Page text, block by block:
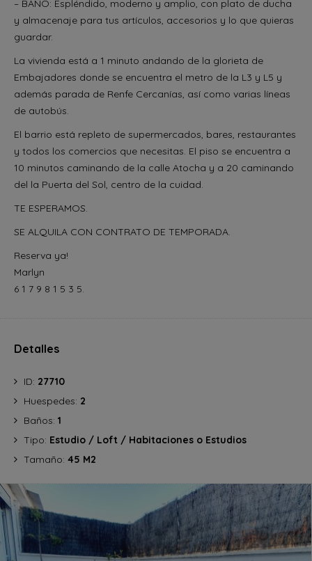
– BAÑO: Espléndido, moderno y amplio, con plato de ducha
y almacenaje para tus artículos, accesorios y lo que quieras
guardar.
La vivienda está a 1 minuto andando de la glorieta de
Embajadores donde se encuentra el metro de la L3 y L5 y
además parada de Renfe Cercanías, así como varias líneas
de autobús.
El barrio está repleto de supermercados, bares, restaurantes
y todos los comercios que necesitas. El piso se encuentra a
10 minutos caminando de la calle Atocha y a 20 caminando
del la Puerta del Sol, centro de la cuidad.
TE ESPERAMOS.
SE ALQUILA CON CONTRATO DE TEMPORADA.
Reserva ya!
Marlyn
6 1 7 9 8 1 5 3 5.
Detalles
ID: 27710
Huespedes: 2
Baños: 1
Tipo: Estudio / Loft / Habitaciones o Estudios
Tamaño: 45 M2